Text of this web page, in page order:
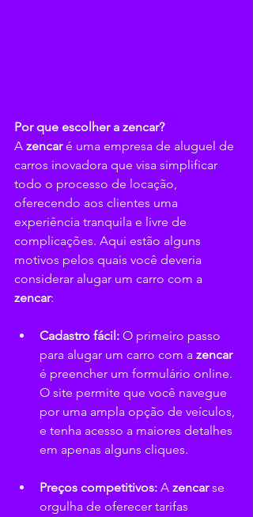
Por que escolher a zencar?
A zencar é uma empresa de aluguel de
carros inovadora que visa simplificar
todo o processo de locação,
oferecendo aos clientes uma
experiência tranquila e livre de
complicações. Aqui estão alguns
motivos pelos quais você deveria
considerar alugar um carro com a
zencar:
Cadastro fácil: O primeiro passo
para alugar um carro com a zencar
é preencher um formulário online.
O site permite que você navegue
por uma ampla opção de veículos,
e tenha acesso a maiores detalhes
em apenas alguns cliques.
Preços competitivos: A zencar se
orgulha de oferecer tarifas